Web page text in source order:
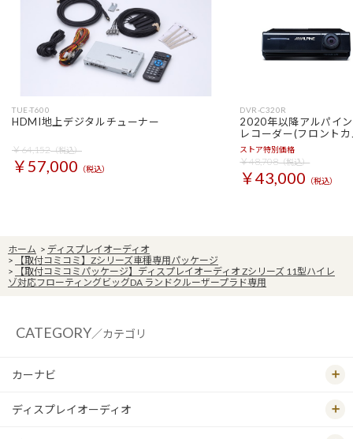
TUE-T600
HDMI地上デジタルチューナー
￥64,152（税込）
￥57,000 （税込）
DVR-C320R
2020年以降アルパイ
レコーダー(フロント
ストア特別価格
￥48,708（税込）
￥43,000 （税込）
ホーム > ディスプレイオーディオ
>
【取付コミコミ】Zシリーズ車種専用パッケージ
>
【取付コミコミパッケージ】ディスプレイオーディオ Zシリーズ 11型ハイレ
ゾ対応フローティングビッグDA ランドクルーザープラド専用
CATEGORY／カテゴリ
カーナビ
ディスプレイオーディオ